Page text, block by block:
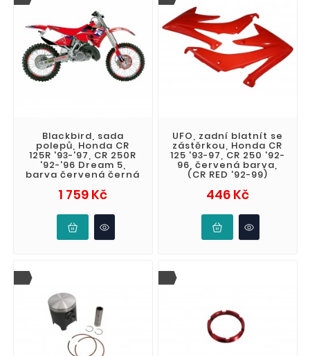
Blackbird, sada
polepů, Honda CR
125R '93-'97, CR 250R
'92-'96 Dream 5,
barva červená černá
1 759 KčCena
UFO, zadní blatnít se
zástěrkou, Honda CR
125 '93-97, CR 250 '92-
96, červená barva,
(CR RED '92-99)
446 KčCena